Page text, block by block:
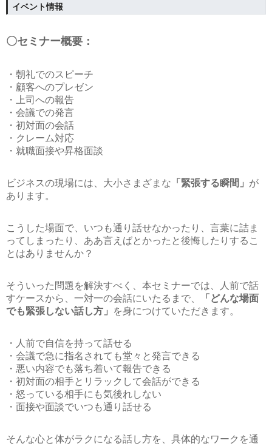
イベント情報
〇セミナー概要：
・朝礼でのスピーチ
・顧客へのプレゼン
・上司への報告
・会議での発言
・初対面の会話
・クレーム対応
・就職面接や昇格面談
ビジネスの現場には、大小さまざまな 「緊張する瞬間」 が
あります。
こうした場面で、いつも通り話せなかったり、言葉に詰ま
ってしまったり、ああ言えばとかったと後悔したりするこ
とはありませんか？
そういった問題を解決すべく、本セミナーでは、人前で話
すケースから、一対一の会話にいたるまで、
「どんな場面
でも緊張しない話し方」
を身につけていただきます。
・人前で自信を持って話せる
・会議で急に指名されても堂々と発言できる
・悪い内容でも落ち着いて報告できる
・初対面の相手とリラックして会話ができる
・怒っている相手にも気後れしない
・面接や面談でいつも通り話せる
そんな心と体がラクになる話し方を、具体的なワークを通